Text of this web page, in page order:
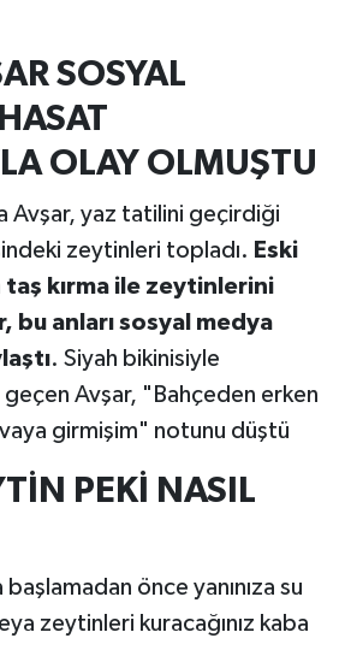
SOSYAL
OLAY OLMUŞTU
Avşar, yaz tatilini geçirdiği
zeytinleri topladı. Eski
kırma ile zeytinlerini
bu anları sosyal medya
. Siyah bikinisiyle
geçen Avşar, "Bahçeden erken
girmişim" notunu düştü
PEKİ NASIL
önce yanınıza su
zeytinleri kuracağınız kaba